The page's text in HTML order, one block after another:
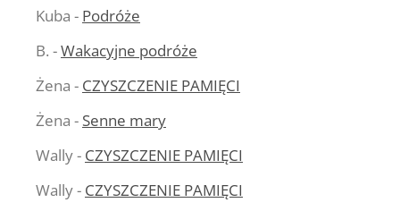
Kuba - Podróże
B. -Wakacyjne podróże
Żena - CZYSZCZENIE PAMIĘCI
Żena - Senne mary
Wally- CZYSZCZENIE PAMIĘCI
Wally- CZYSZCZENIE PAMIĘCI